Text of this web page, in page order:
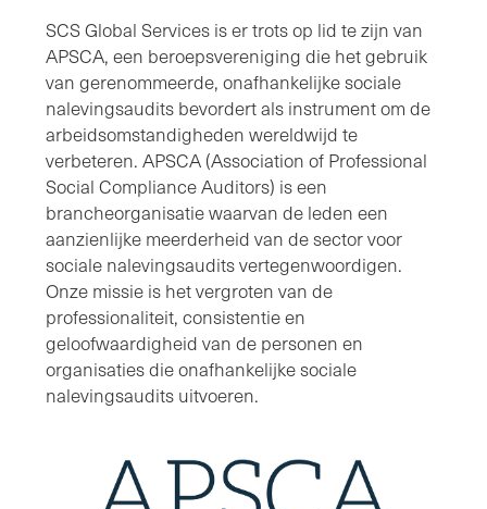
SCS Global Services is er trots op lid te zijn van
APSCA, een beroepsvereniging die het gebruik
van gerenommeerde, onafhankelijke sociale
nalevingsaudits bevordert als instrument om de
arbeidsomstandigheden wereldwijd te
verbeteren. APSCA (Association of Professional
Social Compliance Auditors) is een
brancheorganisatie waarvan de leden een
aanzienlijke meerderheid van de sector voor
sociale nalevingsaudits vertegenwoordigen.
Onze missie is het vergroten van de
professionaliteit, consistentie en
geloofwaardigheid van de personen en
organisaties die onafhankelijke sociale
nalevingsaudits uitvoeren.